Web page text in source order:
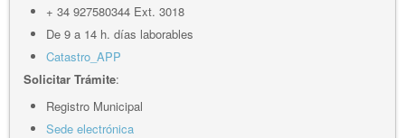
+ 34 927580344 Ext. 3018
De 9 a 14 h. días laborables
Catastro_APP
Solicitar Trámite:
Registro Municipal
Sede electrónica